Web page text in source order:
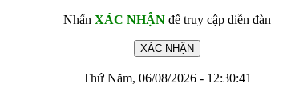
Nhấn XÁC NHẬNđể truy cập diễn đàn
Thứ Năm, 06/08/2026 - 12:30:41